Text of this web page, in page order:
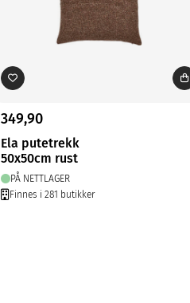
349,90
Ela putetrekk
50x50cm rust
PÅ NETTLAGER
Finnes i 281 butikker